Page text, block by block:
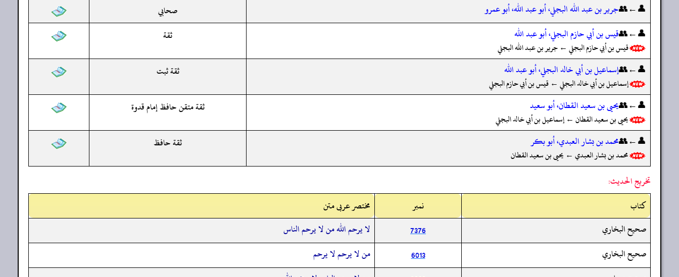
👤←👥جرير بن عبد الله البجلي، أبو عبد الله، أبو عمرو
صحابي
👤←👥قيس بن أبي حازم البجلي، أبو عبد الله
قيس بن أبي حازم البجلي ← جرير بن عبد الله البجلي
ثقة
👤←👥إسماعيل بن أبي خالد البجلي، أبو عبد الله
إسماعيل بن أبي خالد البجلي ← قيس بن أبي حازم البجلي
ثقة ثبت
👤←👥يحيى بن سعيد القطان، أبو سعيد
يحيى بن سعيد القطان ← إسماعيل بن أبي خالد البجلي
ثقة متقن حافظ إمام قدوة
👤←👥محمد بن بشار العبدي، أبو بكر
محمد بن بشار العبدي ← يحيى بن سعيد القطان
ثقة حافظ
تخريج الحديث:
کتاب
نمبر
مختصر عربی متن
صحيح البخاري
7376
لا يرحم الله من لا يرحم الناس
صحيح البخاري
6013
من لا يرحم لا يرحم